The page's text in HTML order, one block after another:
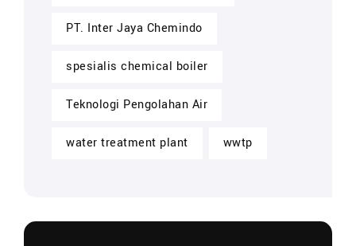
PT. Inter Jaya Chemindo
spesialis chemical boiler
Teknologi Pengolahan Air
water treatment plant wwtp